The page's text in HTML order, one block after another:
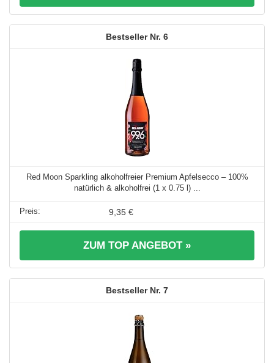
6
Red Moon Sparkling alkoholfreier Premium Apfelsecco – 100%
natürlich & alkoholfrei (1 x 0.75 l) ...
9,35 €
ZUM TOP ANGEBOT »
7